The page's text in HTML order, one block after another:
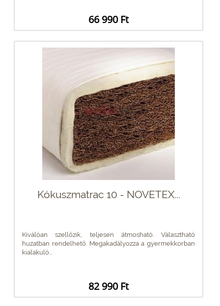
66 990 Ft
Kókuszmatrac 10 - NOVETEX...
Kiválóan szellőzik, teljesen átmosható. Választható
huzatban rendelhető. Megakadályozza a gyermekkorban
kialakuló...
82 990 Ft